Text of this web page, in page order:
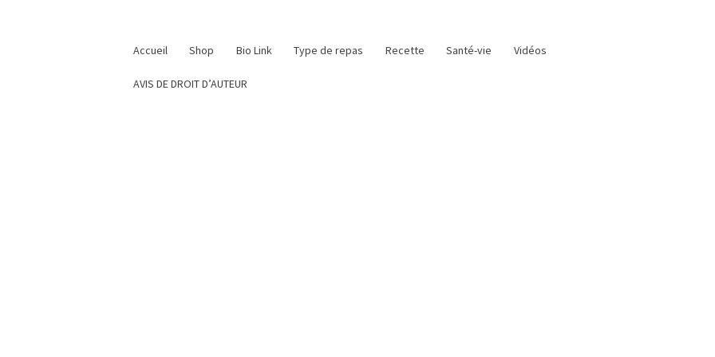
Accueil Shop Bio Link Type de repas Recette Santé-vie Vidéos
AVIS DE DROIT D’AUTEUR